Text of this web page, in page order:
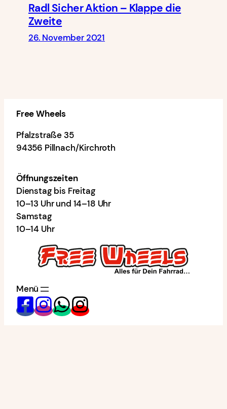
Radl Sicher Aktion – Klappe die
Zweite
26. November 2021
Free Wheels
Pfalzstraße 35
94356 Pillnach/Kirchroth
Öffnungszeiten
Dienstag bis Freitag
10–13 Uhr und 14–18 Uhr
Samstag
10–14 Uhr